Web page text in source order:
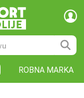
ROBNA MARKA